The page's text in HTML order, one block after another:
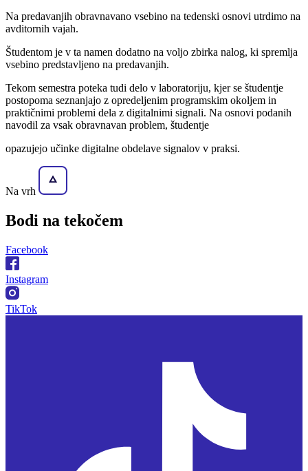
Na predavanjih obravnavano vsebino na tedenski osnovi utrdimo na
avditornih vajah.
Študentom je v ta namen dodatno na voljo zbirka nalog, ki spremlja
vsebino predstavljeno na predavanjih.
Tekom semestra poteka tudi delo v laboratoriju, kjer se študentje
postopoma seznanjajo z opredeljenim programskim okoljem in
praktičnimi problemi dela z digitalnimi signali. Na osnovi podanih
navodil za vsak obravnavan problem, študentje
opazujejo učinke digitalne obdelave signalov v praksi.
Na vrh
Bodi na tekočem
Facebook
Instagram
TikTok